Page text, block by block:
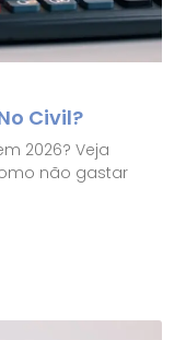
Civil?
2026? Veja
não gastar